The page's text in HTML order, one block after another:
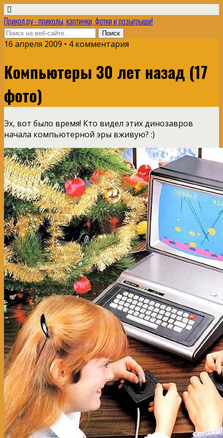
Прикол.ру - приколы, картинки, фотки и розыгрыши!
16 апреля 2009 • 4 комментария
Компьютеры 30 лет назад (17
фото)
Эх, вот было время! Кто видел этих динозавров
начала компьютерной эры вживую? :)